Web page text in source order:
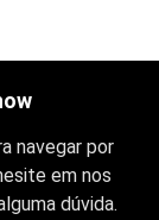
navegar por
em nos
dúvida.